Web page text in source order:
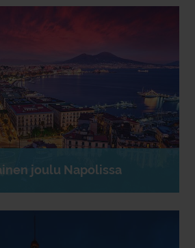
joulu Napolissa